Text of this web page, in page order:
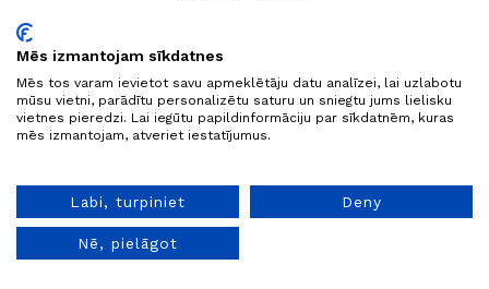
Mēs izmantojam sīkdatnes
Mēs tos varam ievietot savu apmeklētāju datu analīzei, lai uzlabotu
mūsu vietni, parādītu personalizētu saturu un sniegtu jums lielisku
vietnes pieredzi. Lai iegūtu papildinformāciju par sīkdatnēm, kuras
mēs izmantojam, atveriet iestatījumus.
Labi, turpiniet Deny
Nē, pielāgot